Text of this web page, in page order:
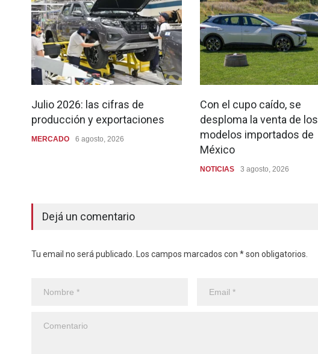
Julio 2026: las cifras de
producción y exportaciones
MERCADO 6 agosto, 2026
Con el cupo caído, se
desploma la venta de los
modelos importados de
México
NOTICIAS 3 agosto, 2026
Dejá un comentario
Tu email no será publicado. Los campos marcados con * son obligatorios.